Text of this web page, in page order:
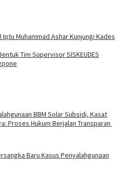
Muhammad Ashar Kunjungi Kades
Tim Supervisor SISKEUDES
BBM Solar Subsidi, Kasat
Proses Hukum Berjalan Transparan
Baru Kasus Penyalahgunaan